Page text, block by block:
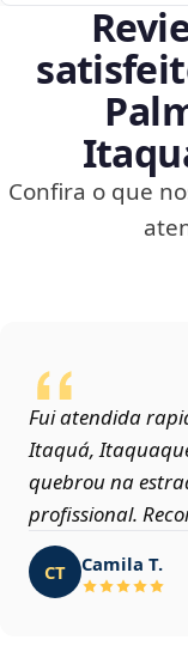
Confira o que
Fui atendida
Itaquá,
quebrou na
profissional.
CT Camila T.